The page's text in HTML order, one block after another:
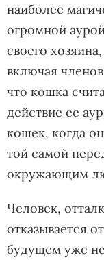
наиболее
огромной
своего
включая
что кошка
действие ее
кошек, когда
той самой
окружающим
Человек,
отказывается
будущем уже